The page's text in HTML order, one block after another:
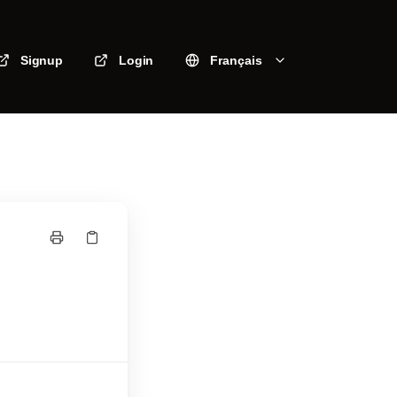
Signup Login Français